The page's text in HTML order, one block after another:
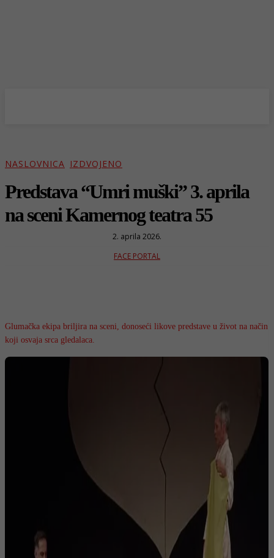
NASLOVNICA IZDVOJENO
Predstava “Umri muški” 3. aprila
na sceni Kamernog teatra 55
2. aprila 2026.
FACE PORTAL
Glumačka ekipa briljira na sceni, donoseći likove predstave u život na način
koji osvaja srca gledalaca.